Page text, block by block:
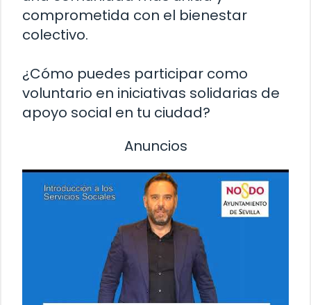
comprometida con el bienestar
colectivo.
¿Cómo puedes participar como
voluntario en iniciativas solidarias de
apoyo social en tu ciudad?
Anuncios